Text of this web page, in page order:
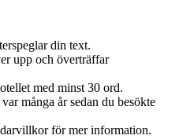
din text.
upp och överträffar
med minst 30 ord.
många år sedan du besökte
för mer information.